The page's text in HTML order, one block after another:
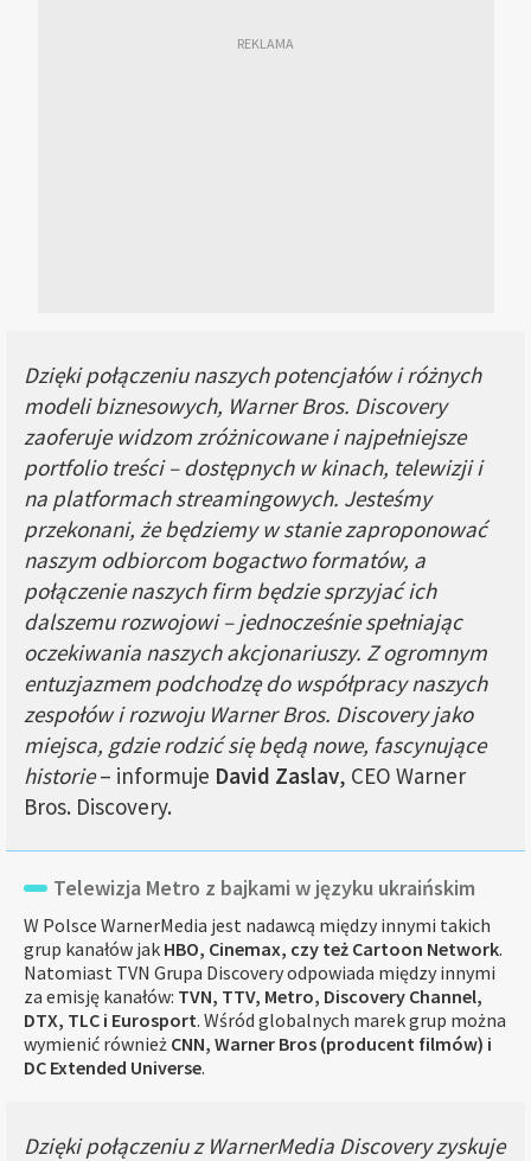
Dzięki połączeniu naszych potencjałów i różnych
modeli biznesowych, Warner Bros. Discovery
zaoferuje widzom zróżnicowane i najpełniejsze
portfolio treści – dostępnych w kinach, telewizji i
na platformach streamingowych. Jesteśmy
przekonani, że będziemy w stanie zaproponować
naszym odbiorcom bogactwo formatów, a
połączenie naszych firm będzie sprzyjać ich
dalszemu rozwojowi – jednocześnie spełniając
oczekiwania naszych akcjonariuszy. Z ogromnym
entuzjazmem podchodzę do współpracy naszych
zespołów i rozwoju Warner Bros. Discovery jako
miejsca, gdzie rodzić się będą nowe, fascynujące
historie– informuje David Zaslav, CEO Warner
Bros. Discovery.
Telewizja Metro z bajkami w języku ukraińskim
W Polsce WarnerMedia jest nadawcą między innymi takich
grup kanałów jak HBO, Cinemax, czy też Cartoon Network.
Natomiast TVN Grupa Discovery odpowiada między innymi
za emisję kanałów: TVN, TTV, Metro, Discovery Channel,
DTX, TLC i Eurosport. Wśród globalnych marek grup można
wymienić również CNN, Warner Bros (producent filmów) i
DC Extended Universe.
Dzięki połączeniu z WarnerMedia Discovery zyskuje